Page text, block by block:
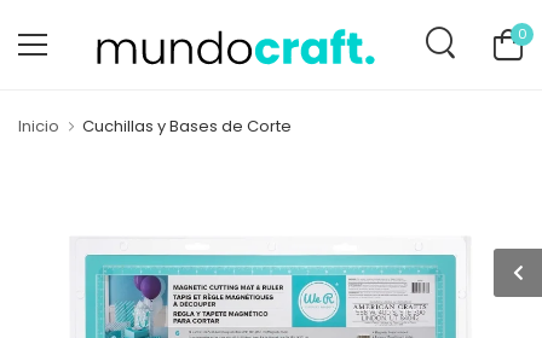
0
Inicio Cuchillas y Bases de Corte